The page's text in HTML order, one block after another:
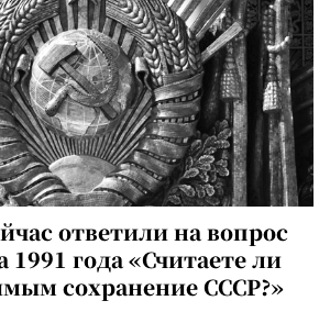
ответили на вопрос
года «Считаете ли
сохранение СССР?»